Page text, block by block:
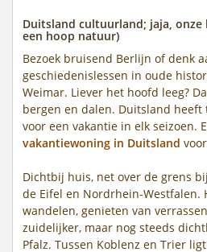
Duitsland cultuurland; jaja,
een hoop natuur)
Bezoek bruisend Berlijn of denk
geschiedenislessen in oude
Weimar. Liever het hoofd leeg?
bergen en dalen. Duitsland heeft
voor een vakantie in elk seizoen.
vakantiewoning in Duitsland
Dichtbij huis, net over de grens
de Eifel en Nordrhein-Westfalen.
wandelen, genieten van
zuidelijker, maar nog steeds
Pfalz. Tussen Koblenz en Trier